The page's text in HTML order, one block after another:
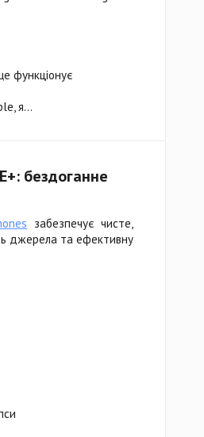
функціонує
я...
бездоганне
забезпечує чисте,
джерела та ефективну